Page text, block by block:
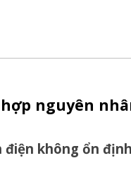
nguyên
điện không ổn định